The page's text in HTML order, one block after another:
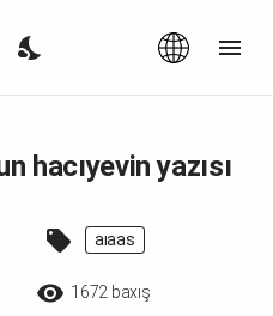
hacıyevin yazısı
aiaas
1672 baxış